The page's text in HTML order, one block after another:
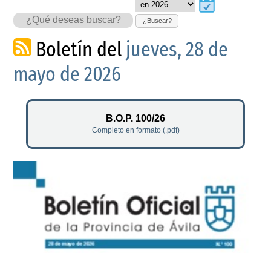
¿Buscar?
Boletín del jueves, 28 de
mayo de 2026
B.O.P. 100/26
Completo en formato (.pdf)